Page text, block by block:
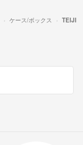
ケース/ボックス
TEIJI